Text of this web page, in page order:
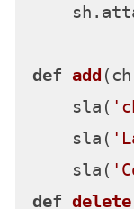
def add (
    sla(
    sla(
    sla(
def delete